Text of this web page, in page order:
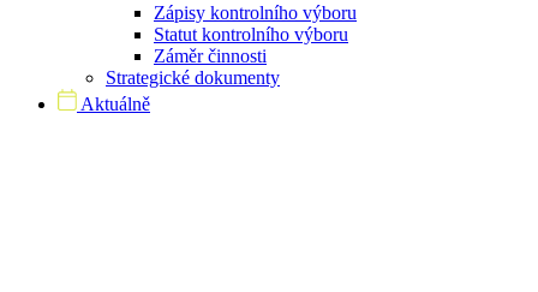
Zápisy kontrolního výboru
Statut kontrolního výboru
Záměr činnosti
Strategické dokumenty
Aktuálně